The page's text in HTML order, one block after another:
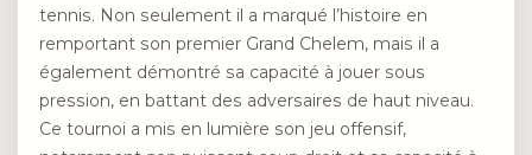
tennis. Non seulement il a marqué l’histoire en
remportant son premier Grand Chelem, mais il a
également démontré sa capacité à jouer sous
pression, en battant des adversaires de haut niveau.
Ce tournoi a mis en lumière son jeu offensif,